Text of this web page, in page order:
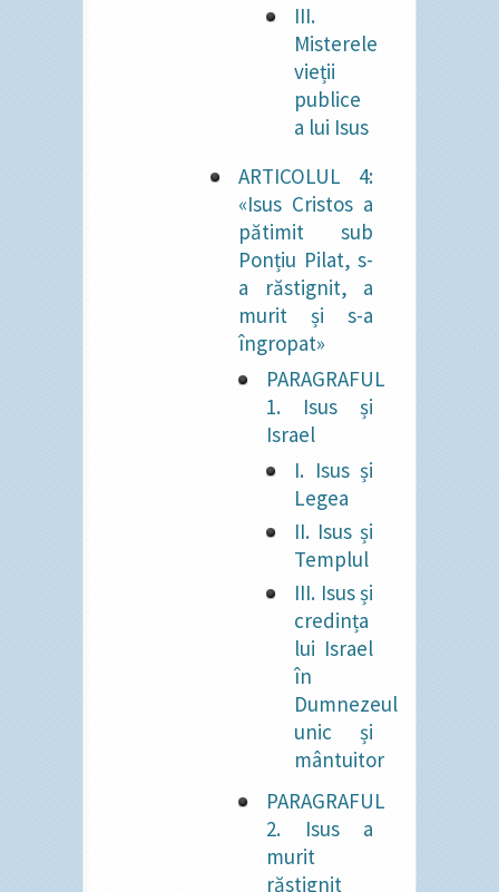
III.
Misterele
vieții
publice
a lui Isus
ARTICOLUL 4:
«Isus Cristos a
pătimit sub
Ponțiu Pilat, s-
a răstignit, a
murit și s-a
îngropat»
PARAGRAFUL
1. Isus și
Israel
I. Isus și
Legea
II. Isus și
Templul
III. Isus și
credința
lui Israel
în
Dumnezeul
unic și
mântuitor
PARAGRAFUL
2. Isus a
murit
răstignit